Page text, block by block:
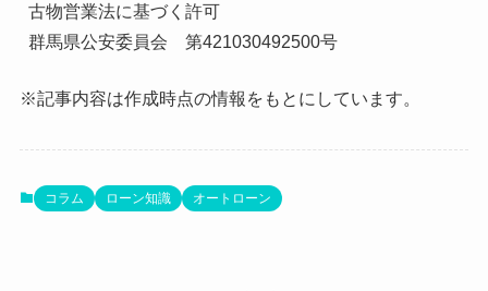
古物営業法に基づく許可
群馬県公安委員会　第421030492500号
※記事内容は作成時点の情報をもとにしています。
コラム ローン知識 オートローン